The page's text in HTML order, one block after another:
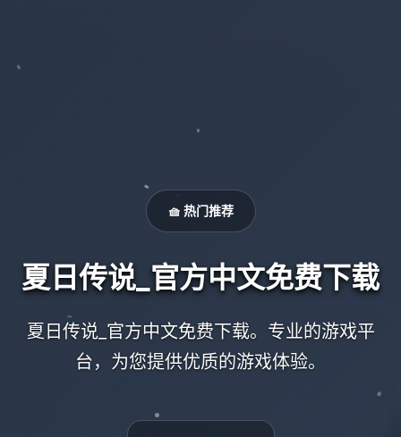
🧺 热门推荐
夏日传说_官方中文免费下载
夏日传说_官方中文免费下载。专业的游戏平
台，为您提供优质的游戏体验。